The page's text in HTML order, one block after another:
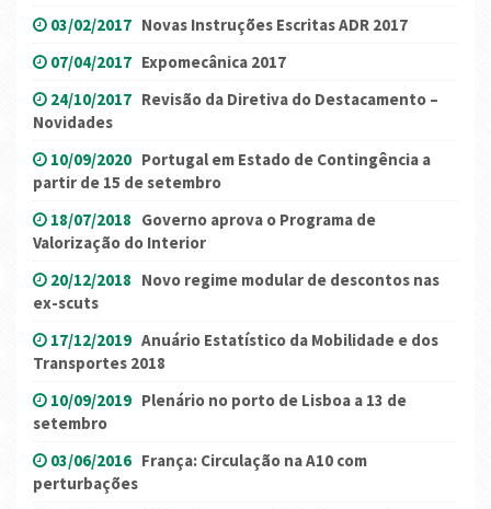
03/02/2017 Novas Instruções Escritas ADR 2017
07/04/2017 Expomecânica 2017
24/10/2017 Revisão da Diretiva do Destacamento –
Novidades
10/09/2020 Portugal em Estado de Contingência a
partir de 15 de setembro
18/07/2018 Governo aprova o Programa de
Valorização do Interior
20/12/2018 Novo regime modular de descontos nas
ex-scuts
17/12/2019 Anuário Estatístico da Mobilidade e dos
Transportes 2018
10/09/2019 Plenário no porto de Lisboa a 13 de
setembro
03/06/2016 França: Circulação na A10 com
perturbações